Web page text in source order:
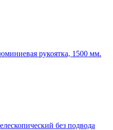
рукоятка, 1500 мм.
без подвода